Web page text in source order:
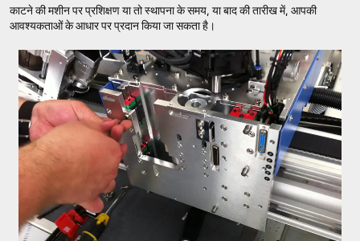
काटने की मशीन पर प्रशिक्षण या तो स्थापना के समय, या बाद की तारीख में, आपकी
आवश्यकताओं के आधार पर प्रदान किया जा सकता है।